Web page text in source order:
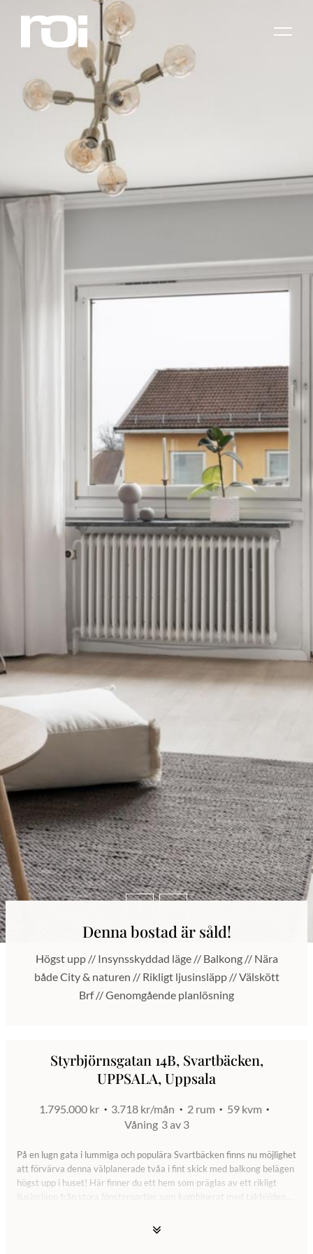
Denna bostad är såld!
Högst upp // Insynsskyddad läge // Balkong // Nära
både City & naturen // Rikligt ljusinsläpp // Välskött
Brf // Genomgående planlösning
Styrbjörnsgatan 14B, Svartbäcken,
UPPSALA, Uppsala
1.795.000 kr 3.718 kr/mån 2 rum
59 kvm
Våning 3 av 3
På en lugn gata i lummiga och populära Svartbäcken finns nu möjlighet
att förvärva denna välplanerade tvåa i fint skick med balkong belägen
högst upp i huset! Här finner du ett hem som präglas av ett rikligt
ljusinsläpp från stora fönsterpartier som kombinerat med takhöjden
Planlösningen ger en luftig och välkomnande hall, stort sovrum med